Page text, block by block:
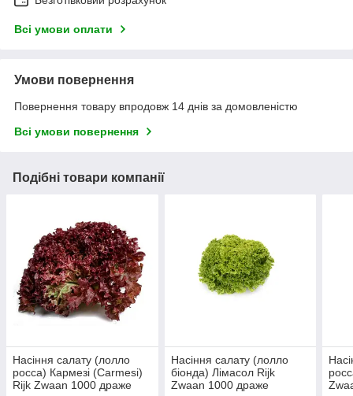
Всі умови оплати
Умови повернення
Повернення товару впродовж 14 днів за домовленістю
Всі умови повернення
Подібні товари компанії
Насіння салату (лолло
росса) Кармезі (Carmesi)
Rijk Zwaan 1000 драже
Насіння салату (лолло
біонда) Лімасол Rijk
Zwaan 1000 драже